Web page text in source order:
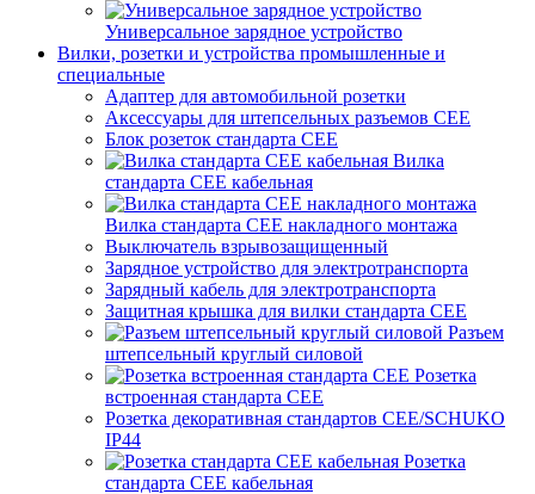
Универсальное зарядное устройство
Вилки, розетки и устройства промышленные и
специальные
Адаптер для автомобильной розетки
Аксессуары для штепсельных разъемов CEE
Блок розеток стандарта CEE
Вилка
стандарта CEE кабельная
Вилка стандарта CEE накладного монтажа
Выключатель взрывозащищенный
Зарядное устройство для электротранспорта
Зарядный кабель для электротранспорта
Защитная крышка для вилки стандарта CEE
Разъем
штепсельный круглый силовой
Розетка
встроенная стандарта CEE
Розетка декоративная стандартов CEE/SCHUKO
IP44
Розетка
стандарта СЕЕ кабельная